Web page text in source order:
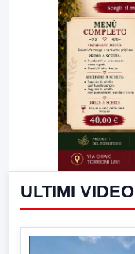
ULTIMI VIDEO